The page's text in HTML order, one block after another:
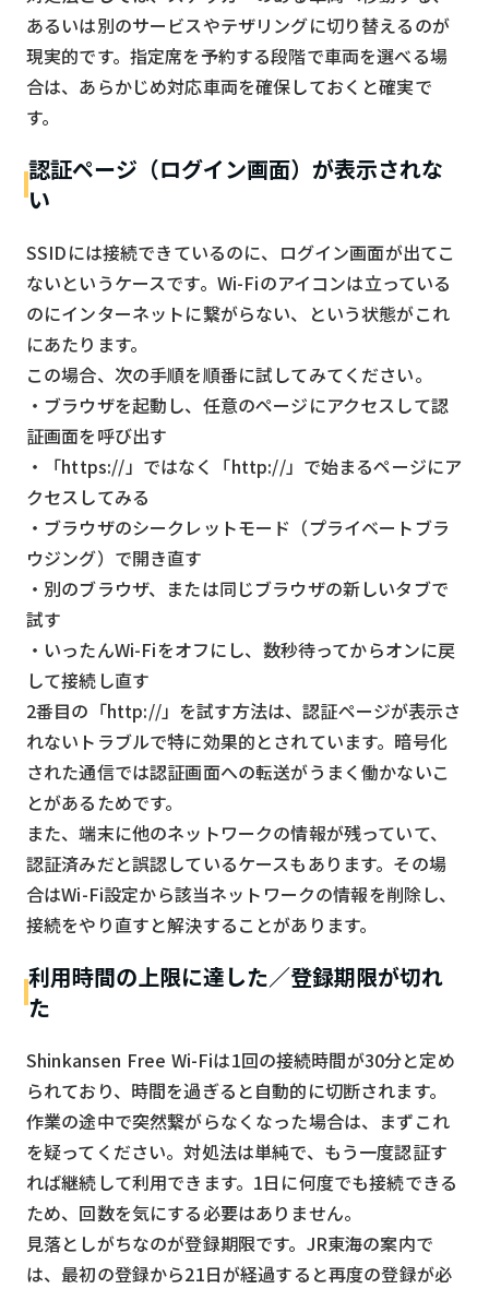
あるいは別のサービスやテザリングに切り替えるのが
現実的です。指定席を予約する段階で車両を選べる場
合は、あらかじめ対応車両を確保しておくと確実で
す。
認証ページ（ログイン画面）が表示されな
い
SSIDには接続できているのに、ログイン画面が出てこ
ないというケースです。Wi-Fiのアイコンは立っている
のにインターネットに繋がらない、という状態がこれ
にあたります。
この場合、次の手順を順番に試してみてください。
・ブラウザを起動し、任意のページにアクセスして認
証画面を呼び出す
・「https://」ではなく「http://」で始まるページにア
クセスしてみる
・ブラウザのシークレットモード（プライベートブラ
ウジング）で開き直す
・別のブラウザ、または同じブラウザの新しいタブで
試す
・いったんWi-Fiをオフにし、数秒待ってからオンに戻
して接続し直す
2番目の「http://」を試す方法は、認証ページが表示さ
れないトラブルで特に効果的とされています。暗号化
された通信では認証画面への転送がうまく働かないこ
とがあるためです。
また、端末に他のネットワークの情報が残っていて、
認証済みだと誤認しているケースもあります。その場
合はWi-Fi設定から該当ネットワークの情報を削除し、
接続をやり直すと解決することがあります。
利用時間の上限に達した／登録期限が切れ
た
Shinkansen Free Wi-Fiは1回の接続時間が30分と定め
られており、時間を過ぎると自動的に切断されます。
作業の途中で突然繋がらなくなった場合は、まずこれ
を疑ってください。対処法は単純で、もう一度認証す
れば継続して利用できます。1日に何度でも接続できる
ため、回数を気にする必要はありません。
見落としがちなのが登録期限です。JR東海の案内で
は、最初の登録から21日が経過すると再度の登録が必